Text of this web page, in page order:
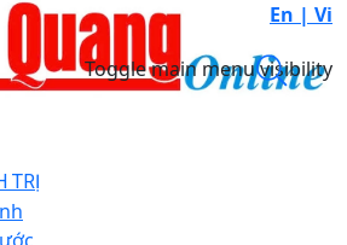
En | Vi
Toggle main menu visibility
TRỊ